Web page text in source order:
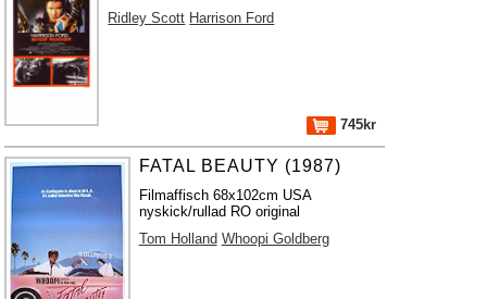
Ridley Scott Harrison Ford
745kr
FATAL BEAUTY (1987)
Filmaffisch 68x102cm USA
nyskick/rullad RO original
Tom Holland Whoopi Goldberg